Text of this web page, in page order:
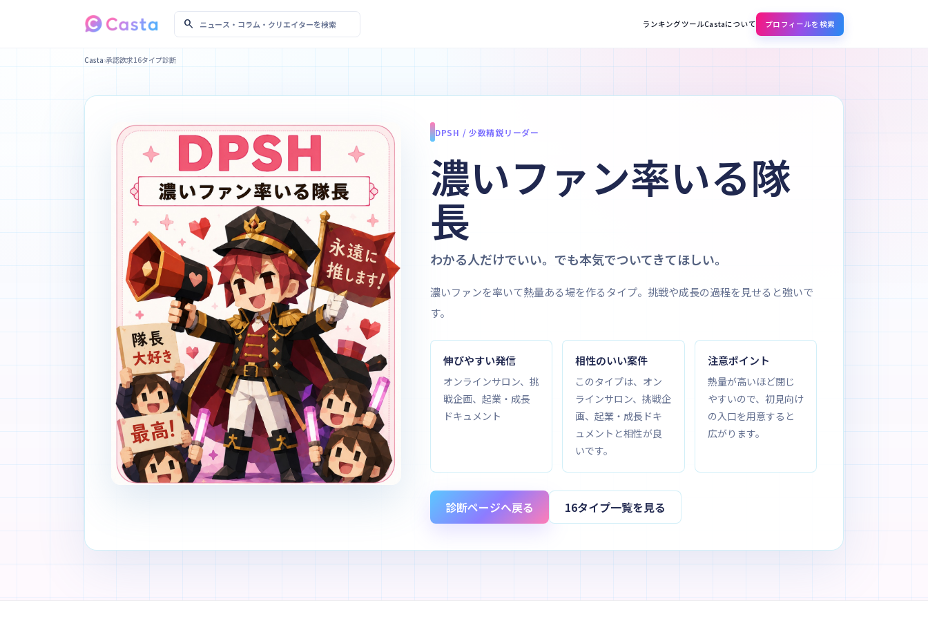
search
ニュース・コラム・クリエイターを検索 ランキング ツールCastaについて プロフィールを検索
Casta›承認欲求16タイプ診断
DPSH / 少数精鋭リーダー
濃いファン率いる隊
長
わかる人だけでいい。でも本気でついてきてほしい。
濃いファンを率いて熱量ある場を作るタイプ。挑戦や成長の過程を見せると強いで
す。
伸びやすい発信
オンラインサロン、挑
戦企画、起業・成長
ドキュメント
相性のいい案件
このタイプは、オン
ラインサロン、挑戦企
画、起業・成長ドキ
ュメントと相性が良
いです。
注意ポイント
熱量が高いほど閉じ
やすいので、初見向け
の入口を用意すると
広がります。
診断ページへ戻る 16タイプ一覧を見る